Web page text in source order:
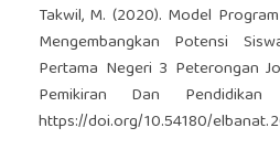
Takwil, M. (2020). Model
Mengembangkan Potensi
Pertama Negeri 3 Peterongan
Pemikiran Dan Pendidikan
https://doi.org/10.54180/